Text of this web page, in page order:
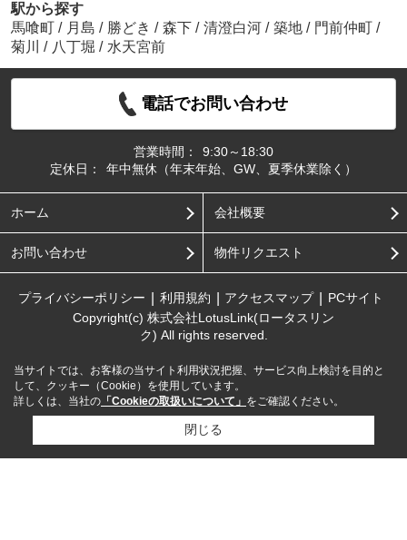
駅から探す
馬喰町 / 月島 / 勝どき / 森下 / 清澄白河 / 築地 / 門前仲町 /
菊川
/ 八丁堀 / 水天宮前
電話でお問い合わせ
営業時間：
9:30～18:30
定休日：
年中無休（年末年始、GW、夏季休業除く）
ホーム 会社概要
お問い合わせ 物件リクエスト
プライバシーポリシー 利用規約 アクセスマップ
PCサイト
Copyright(c) 株式会社LotusLink(ロータスリン
ク) All rights reserved.
当サイトでは、お客様の当サイト利用状況把握、サービス向上検討を目的と
して、クッキー（Cookie）を使用しています。
詳しくは、当社の 「Cookieの取扱いについて」 をご確認ください。
閉じる